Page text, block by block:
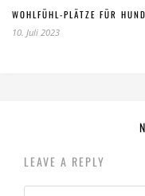
WOHLFÜHL-PLÄTZE FÜR
10. Juli 2023
LEAVE A REPLY